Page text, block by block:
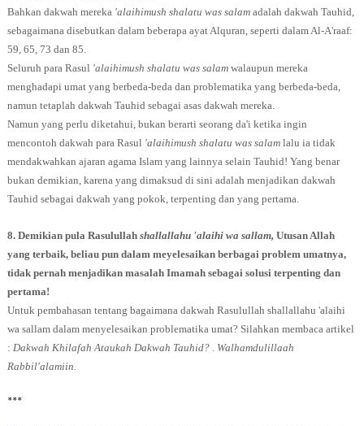
Bahkan dakwah mereka 'alaihimush shalatu was salam adalah dakwah Tauhid,
sebagaimana disebutkan dalam beberapa ayat Alquran, seperti dalam Al-A'raaf:
59, 65, 73 dan 85.
Seluruh para Rasul 'alaihimush shalatu was salamwalaupun mereka
menghadapi umat yang berbeda-beda dan problematika yang berbeda-beda,
namun tetaplah dakwah Tauhid sebagai asas dakwah mereka.
Namun yang perlu diketahui, bukan berarti seorang da'i ketika ingin
mencontoh dakwah para Rasul 'alaihimush shalatu was salam lalu ia tidak
mendakwahkan ajaran agama Islam yang lainnya selain Tauhid! Yang benar
bukan demikian, karena yang dimaksud di sini adalah menjadikan dakwah
Tauhid sebagai dakwah yang pokok, terpenting dan yang pertama.
8. Demikian pula Rasulullahshallallahu 'alaihi wa sallam, Utusan Allah
yang terbaik, beliau pun dalam meyelesaikan berbagai problem umatnya,
tidak pernah menjadikan masalah Imamah sebagai solusi terpenting dan
pertama!
Untuk pembahasan tentang bagaimana dakwah Rasulullah shallallahu 'alaihi
wa sallam dalam menyelesaikan problematika umat? Silahkan membaca artikel
: Dakwah Khilafah Ataukah Dakwah Tauhid?
Walhamdulillaah
Rabbil'alamiin.
***